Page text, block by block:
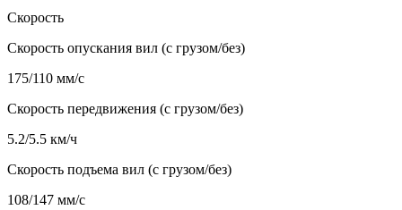
Скорость
Скорость опускания вил (с грузом/без)
175/110 мм/с
Скорость передвижения (с грузом/без)
5.2/5.5 км/ч
Скорость подъема вил (с грузом/без)
108/147 мм/с